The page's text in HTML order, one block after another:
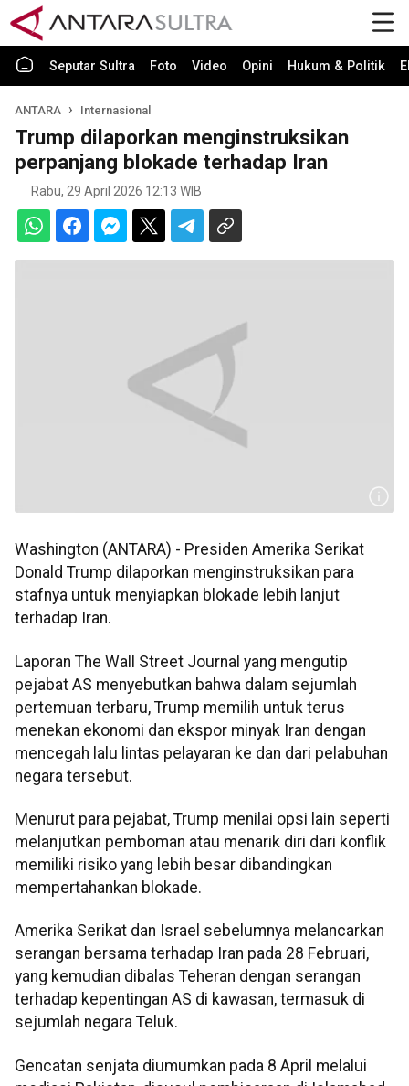
Seputar Sultra Foto Video Opini Hukum & Politik
ANTARA Internasional
Trump dilaporkan menginstruksikan
perpanjang blokade terhadap Iran
Rabu, 29 April 2026 12:13 WIB
Washington (ANTARA) - Presiden Amerika Serikat
Donald Trump dilaporkan menginstruksikan para
stafnya untuk menyiapkan blokade lebih lanjut
terhadap Iran.
Laporan The Wall Street Journal yang mengutip
pejabat AS menyebutkan bahwa dalam sejumlah
pertemuan terbaru, Trump memilih untuk terus
menekan ekonomi dan ekspor minyak Iran dengan
mencegah lalu lintas pelayaran ke dan dari pelabuhan
negara tersebut.
Menurut para pejabat, Trump menilai opsi lain seperti
melanjutkan pemboman atau menarik diri dari konflik
memiliki risiko yang lebih besar dibandingkan
mempertahankan blokade.
Amerika Serikat dan Israel sebelumnya melancarkan
serangan bersama terhadap Iran pada 28 Februari,
yang kemudian dibalas Teheran dengan serangan
terhadap kepentingan AS di kawasan, termasuk di
sejumlah negara Teluk.
Gencatan senjata diumumkan pada 8 April melalui